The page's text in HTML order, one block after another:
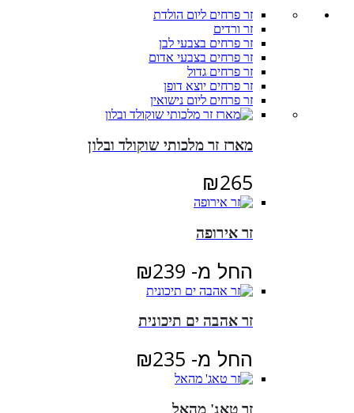
זר פרחים ליום הולדת
זר ורדים
זר פרחים בצבעי לבן
זר פרחים בצבעי אדום
זר פרחים גדול
זר פרחים יוצא דופן
זר פרחים ליום נישואין
מארז זר מלכותי שוקולד ובלון
₪265
זר אירופה
החל מ- ₪239
זר אהבה ים תיכונית
החל מ- ₪235
זר טאג' מהאל